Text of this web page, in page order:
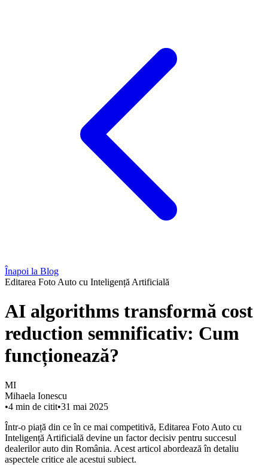
Înapoi la Blog
Editarea Foto Auto cu Inteligență Artificială
AI algorithms transformă cost
reduction semnificativ: Cum
funcționează?
MI
Mihaela Ionescu
•4 min de citit•31 mai 2025
Într-o piață din ce în ce mai competitivă, Editarea Foto Auto cu
Inteligență Artificială devine un factor decisiv pentru succesul
dealerilor auto din România. Acest articol abordează în detaliu
aspectele critice ale acestui subiect.